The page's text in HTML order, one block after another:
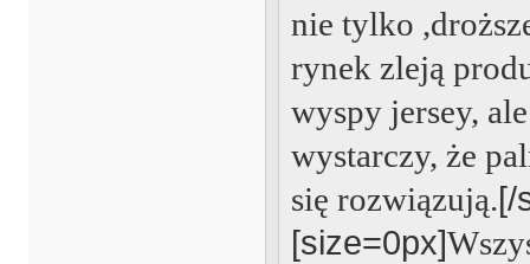
nie tylko
rynek zleją
wyspy jersey,
wystarczy, że
się rozwiązują.[/
[size=0px]